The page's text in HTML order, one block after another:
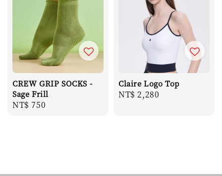
CREW GRIP SOCKS -
Sage Frill
Regular
NT$ 750
Claire Logo Top
Regular
NT$ 2,280